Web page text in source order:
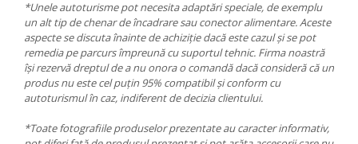
*Unele autoturisme pot necesita adaptări speciale, de exemplu
un alt tip de chenar de încadrare sau conector alimentare. Aceste
aspecte se discuta înainte de achiziție dacă este cazul și se pot
remedia pe parcurs împreună cu suportul tehnic. Firma noastră
își rezervă dreptul de a nu onora o comandă dacă consideră că un
produs nu este cel puțin 95% compatibil și conform cu
autoturismul în caz, indiferent de decizia clientului.
*Toate fotografiile produselor prezentate au caracter informativ,